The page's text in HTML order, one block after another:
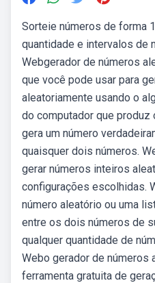
Sorteie números de forma
quantidade e intervalos de
Webgerador de números
que você pode usar para
aleatoriamente usando o
do computador que produz
gera um número
quaisquer dois números.
gerar números inteiros
configurações escolhidas.
número aleatório ou uma
entre os dois números de
qualquer quantidade de
Webo gerador de números
ferramenta gratuita de